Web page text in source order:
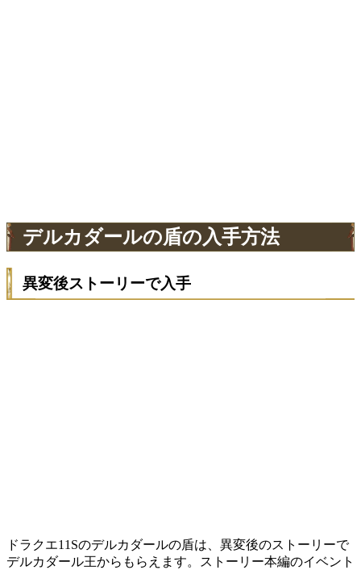
デルカダールの盾の入手方法
異変後ストーリーで入手
ドラクエ11Sのデルカダールの盾は、異変後のストーリーで
デルカダール王からもらえます。ストーリー本編のイベント